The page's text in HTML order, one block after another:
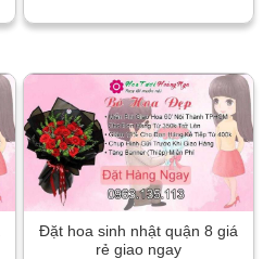
Đặt hoa sinh nhật quận 8 giá
rẻ giao ngay